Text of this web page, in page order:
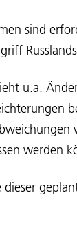
sind
u.a.
werden
dieser